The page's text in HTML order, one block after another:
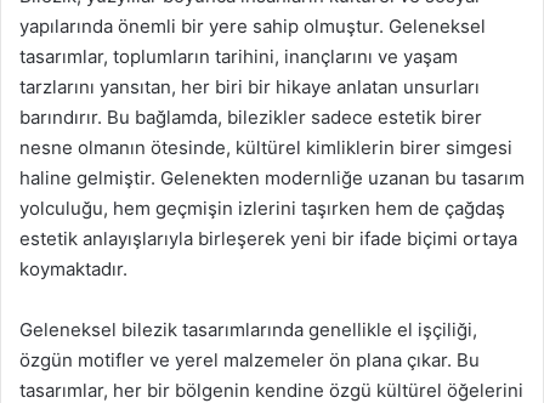
yapılarında önemli bir yere sahip olmuştur. Geleneksel
tasarımlar, toplumların tarihini, inançlarını ve yaşam
tarzlarını yansıtan, her biri bir hikaye anlatan unsurları
barındırır. Bu bağlamda, bilezikler sadece estetik birer
nesne olmanın ötesinde, kültürel kimliklerin birer simgesi
haline gelmiştir. Gelenekten modernliğe uzanan bu tasarım
yolculuğu, hem geçmişin izlerini taşırken hem de çağdaş
estetik anlayışlarıyla birleşerek yeni bir ifade biçimi ortaya
koymaktadır.
Geleneksel bilezik tasarımlarında genellikle el işçiliği,
özgün motifler ve yerel malzemeler ön plana çıkar. Bu
tasarımlar, her bir bölgenin kendine özgü kültürel öğelerini